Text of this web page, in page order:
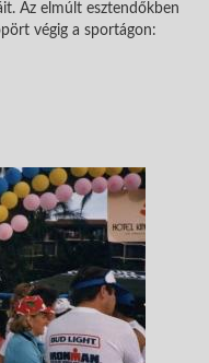
Az elmúlt esztendőkben
végig a sportágon: